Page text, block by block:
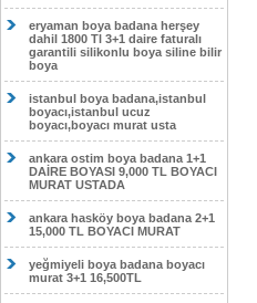
eryaman boya badana herşey
dahil 1800 Tl 3+1 daire faturalı
garantili silikonlu boya siline bilir
boya
istanbul boya badana,istanbul
boyacı,istanbul ucuz
boyacı,boyacı murat usta
ankara ostim boya badana 1+1
DAİRE BOYASI 9,000 TL BOYACI
MURAT USTADA
ankara hasköy boya badana 2+1
15,000 TL BOYACI MURAT
yeğmiyeli boya badana boyacı
murat 3+1 16,500TL